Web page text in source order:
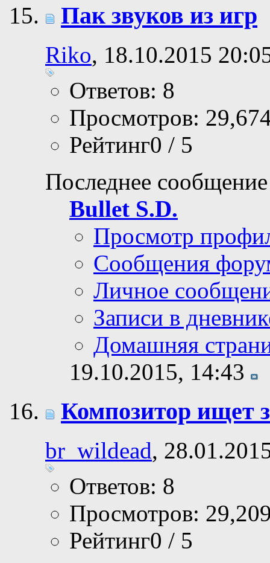
Пак звуков из игр
Riko, 18.10.2015
Ответов: 8
Просмотров:
Рейтинг0 / 5
Последнее
Bullet S.D.
Просмотр
Сообщения
Личное
Записи в
Домашняя
19.10.2015, 14:43
Композитор ищет
br_wildead,
Ответов: 8
Просмотров:
Рейтинг0 / 5